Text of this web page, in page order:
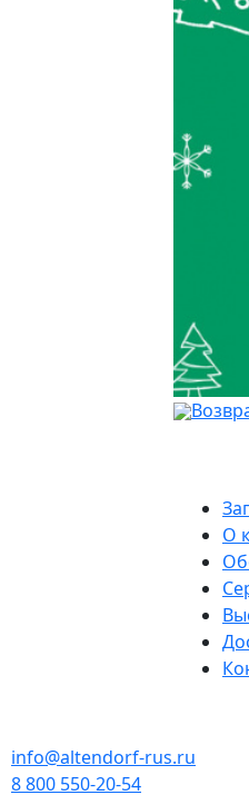
О
info@altendorf-rus.ru
8 800 550-20-54